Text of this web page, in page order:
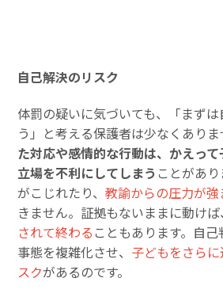
自己解決のリスク
体罰の疑いに気づいても、「まず
う」と考える保護者は少なくあり
た対応や感情的な行動は、かえっ
立場を不利にしてしまう ことがあ
がこじれたり、教諭からの圧力が
きません。証拠もないままに動けば、
されて終わる こともあります。自己
事態を複雑化させ、 子どもをさら
スクがあるのです。